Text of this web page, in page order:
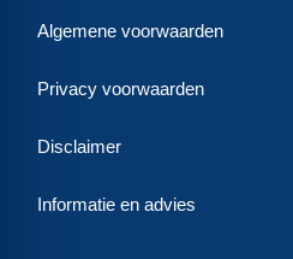
Algemene voorwaarden
Privacy voorwaarden
Disclaimer
Informatie en advies